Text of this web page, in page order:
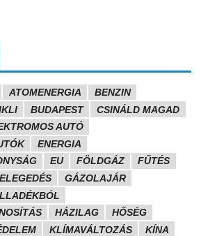
ATOMENERGIA
BENZIN
BUDAPEST
CSINÁLD MAGAD
AUTÓ
ENERGIA
EU FÖLDGÁZ
FŰTÉS
GÁZOLAJÁR
HÁZILAG
HŐSÉG
KLÍMAVÁLTOZÁS
KÍNA